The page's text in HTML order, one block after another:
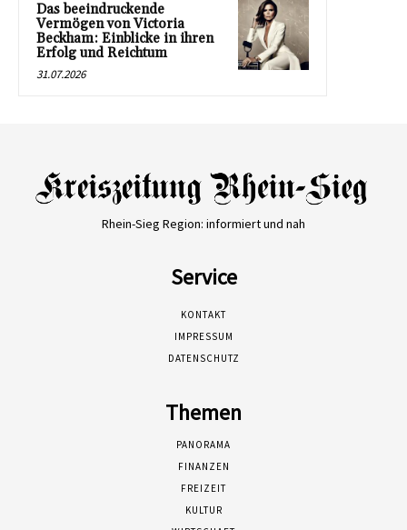
Das beeindruckende
Vermögen von Victoria
Beckham: Einblicke in ihren
Erfolg und Reichtum
31.07.2026
Rhein-Sieg Region: informiert und nah
Service
KONTAKT
IMPRESSUM
DATENSCHUTZ
Themen
PANORAMA
FINANZEN
FREIZEIT
KULTUR